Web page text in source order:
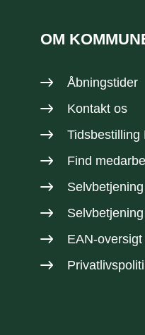
OM
Åbningstider
Kontakt os
Tidsbestilling
Find
EAN-oversigt